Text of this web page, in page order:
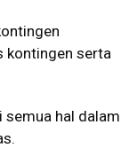
kontingen serta
semua hal dalam